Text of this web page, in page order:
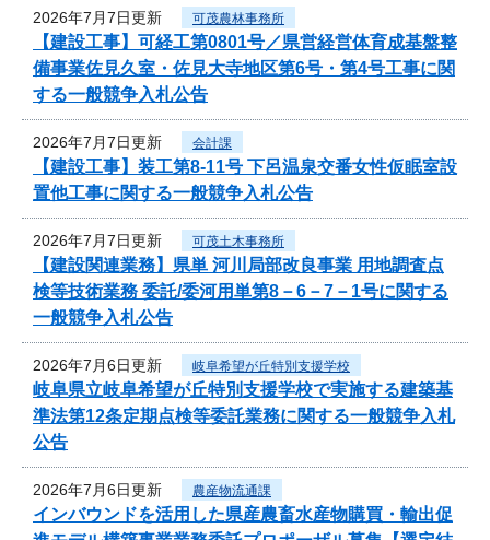
2026年7月7日更新 可茂農林事務所
【建設工事】可経工第0801号／県営経営体育成基盤整
備事業佐見久室・佐見大寺地区第6号・第4号工事に関
する一般競争入札公告
2026年7月7日更新 会計課
【建設工事】装工第8-11号 下呂温泉交番女性仮眠室設
置他工事に関する一般競争入札公告
2026年7月7日更新 可茂土木事務所
【建設関連業務】県単 河川局部改良事業 用地調査点
検等技術業務 委託/委河用単第8－6－7－1号に関する
一般競争入札公告
2026年7月6日更新 岐阜希望が丘特別支援学校
岐阜県立岐阜希望が丘特別支援学校で実施する建築基
準法第12条定期点検等委託業務に関する一般競争入札
公告
2026年7月6日更新 農産物流通課
インバウンドを活用した県産農畜水産物購買・輸出促